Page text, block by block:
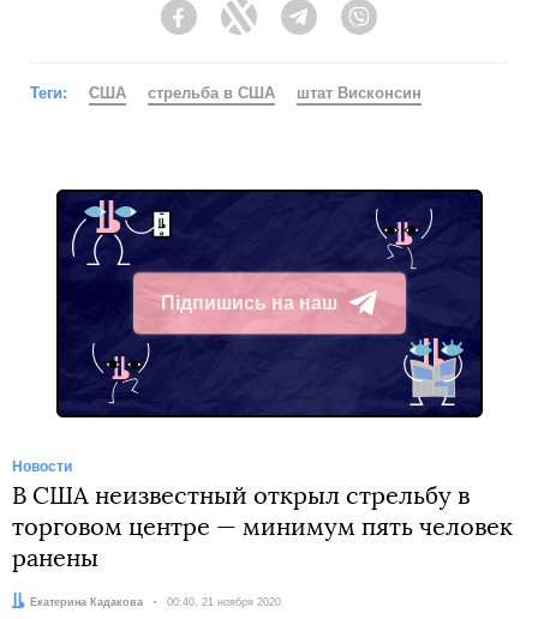
FacebookTwitter Telegram
Теги: США стрельба в США штат Висконсин
Підпишись на наш
Telegram
Новости
В США неизвестный открыл стрельбу в
торговом центре — минимум пять человек
ранены
Автор:Екатерина Кадакова Дата:
00:40, 21 ноября 2020